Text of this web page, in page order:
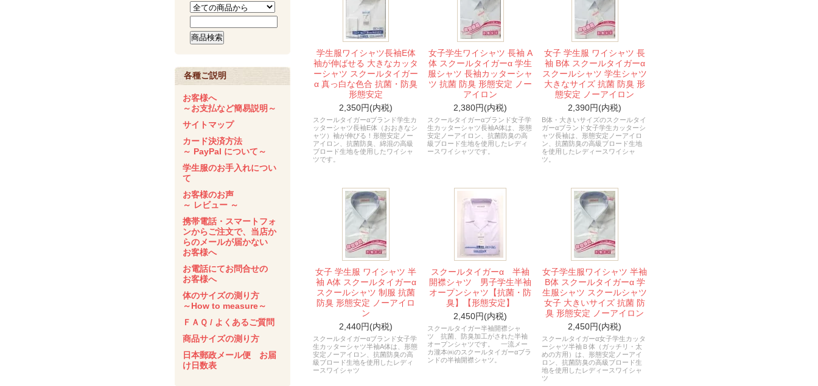
各種ご説明
お客様へ
～お支払など簡易説明～
サイトマップ
カード決済方法
～ PayPal について～
学生服のお手入れについ
て
お客様のお声
～ レビュー ～
携帯電話・スマートフォ
ンからご注文で、当店か
らのメールが届かない
お客様へ
お電話にてお問合せの
お客様へ
体のサイズの測り方
～How to measure～
ＦＡＱ / よくあるご質問
商品サイズの測り方
日本郵政メール便 お届
け日数表
学生服ワイシャツ長袖E体
袖が伸ばせる 大きなカッタ
ーシャツ スクールタイガー
α 真っ白な色合 抗菌・防臭
形態安定
2,350円(内税)
スクールタイガーαブランド学生カ
ッターシャツ長袖E体（おおきなシ
ャツ）袖が伸びる！形態安定ノー
アイロン、抗菌防臭、綿混の高級
ブロード生地を使用したワイシャ
ツです。
女子学生ワイシャツ 長袖 A
体 スクールタイガーα 学生
服シャツ 長袖カッターシャ
ツ 抗菌 防臭 形態安定 ノー
アイロン
2,380円(内税)
スクールタイガーαブランド女子学
生カッターシャツ長袖A体は、形態
安定ノーアイロン、抗菌防臭の高
級ブロード生地を使用したレディ
ースワイシャツです。
女子 学生服 ワイシャツ 長
袖 B体 スクールタイガーα
スクールシャツ 学生シャツ
大きなサイズ 抗菌 防臭 形
態安定 ノーアイロン
2,390円(内税)
B体・大きいサイズのスクールタイ
ガーαブランド女子学生カッターシ
ャツ長袖は、形態安定ノーアイロ
ン、抗菌防臭の高級ブロード生地
を使用したレディースワイシャ
ツ。
女子 学生服 ワイシャツ 半
袖 A体 スクールタイガーα
スクールシャツ 制服 抗菌
防臭 形態安定 ノーアイロ
ン
2,440円(内税)
スクールタイガーαブランド女子学
生カッターシャツ半袖A体は、形態
安定ノーアイロン、抗菌防臭の高
級ブロード生地を使用したレディ
ースワイシャツ
スクールタイガーα 半袖
開襟シャツ 男子学生半袖
オープンシャツ【抗菌・防
臭】【形態安定】
2,450円(内税)
スクールタイガー半袖開襟シャ
ツ 抗菌、防臭加工がされた半袖
オープンシャツです。 一流メー
カ瀧本㈱のスクールタイガーαブラ
ンドの半袖開襟シャツ。
女子学生服ワイシャツ 半袖
B体 スクールタイガーα 学
生服シャツ スクールシャツ
女子 大きいサイズ 抗菌 防
臭 形態安定 ノーアイロン
2,450円(内税)
スクールタイガーα女子学生カッタ
ーシャツ半袖Ｂ体（ガッチリ・太
めの方用）は、形態安定ノーアイ
ロン、抗菌防臭の高級ブロード生
地を使用したレディースワイシャ
ツ